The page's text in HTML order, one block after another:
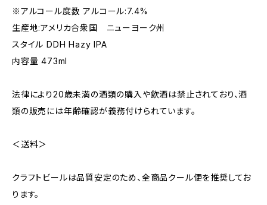
※アルコール度数 アルコール:7.4%
生産地:アメリカ合衆国 ニューヨーク州
スタイル DDH Hazy IPA
内容量 473ml
法律により20歳未満の酒類の購入や飲酒は禁止されており、酒
類の販売には年齢確認が義務付けられています。
＜送料＞
クラフトビールは品質安定のため、全商品クール便を推奨してお
ります。